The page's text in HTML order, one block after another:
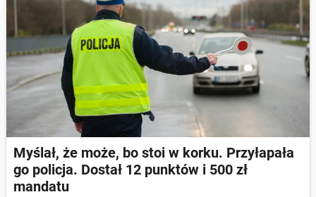
Myślał, że może, bo stoi w korku. Przyłapała
go policja. Dostał 12 punktów i 500 zł
mandatu